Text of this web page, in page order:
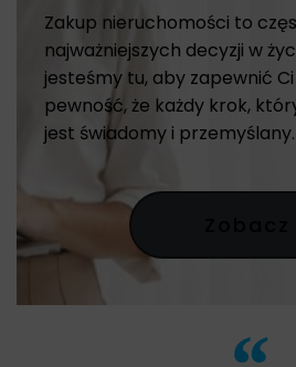
Zakup nieruchomości to
najważniejszych decyzji w
jesteśmy tu, aby zapewnić
pewność, że każdy krok,
jest świadomy i przemyślany.